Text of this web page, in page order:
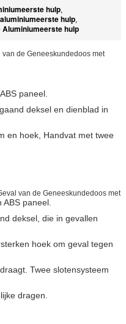
hulp,
hulp,
Aluminiumeerste hulp
de Geneeskundedoos met
paneel.
deksel en dienblad in
en hoek, Handvat met twee
van de Geneeskundedoos met
paneel.
deksel, die in gevallen
hoek om geval tegen
Twee slotensysteem
dragen.